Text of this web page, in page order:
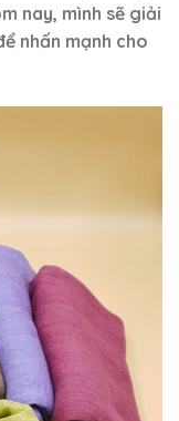
nay, mình sẽ giải
nhấn mạnh cho